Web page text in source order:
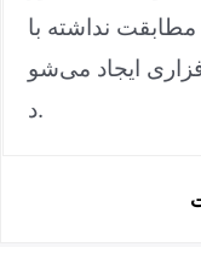
مطابقت نداشته با
ایجاد می‌شو
د.